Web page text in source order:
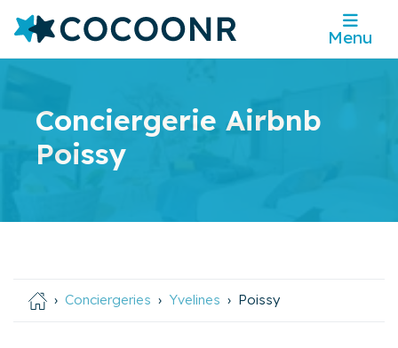
Menu
Conciergerie Airbnb
Poissy
Conciergeries Yvelines Poissy